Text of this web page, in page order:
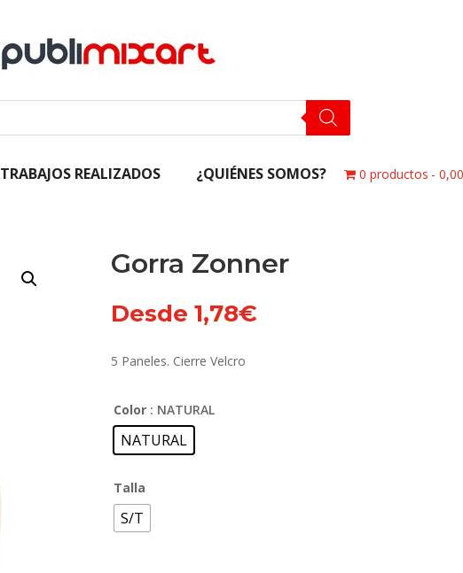
TRABAJOS REALIZADOS ¿QUIÉNES SOMOS? 0 productos
Gorra Zonner
Desde 1,78€
5 Paneles. Cierre Velcro
Color : NATURAL
NATURAL
Talla
S/T